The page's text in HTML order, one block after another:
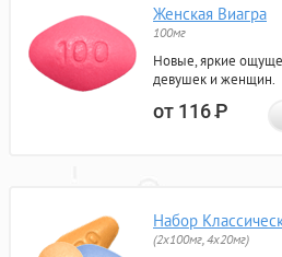
Женская Виагра
100мг
Новые, яркие
девушек и женщин.
от 116Р
Набор
(2x100мг, 4x20мг)